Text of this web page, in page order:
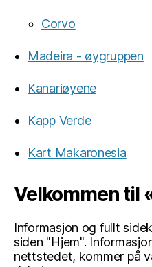
Corvo
Madeira - øygruppen
Kanariøyene
Kapp Verde
Kart Makaronesia
Velkommen til
Informasjon og fullt
siden "Hjem".
nettstedet, kommer på